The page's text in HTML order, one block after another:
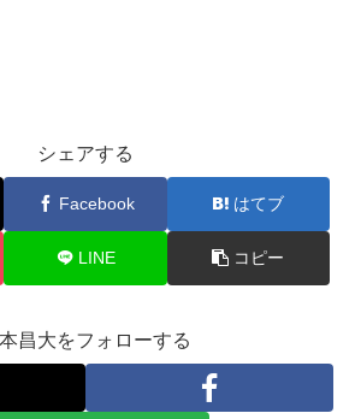
シェアする
Facebook はてブ
LINE コピー
昌大をフォローする